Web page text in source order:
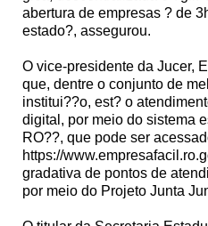
abertura de empresas ? de
estado?, assegurou.
O vice-presidente da Jucer,
que, dentre o conjunto de
institui??o, est? o
digital, por meio do sistema
RO??, que pode ser
https://
gradativa de pontos de
por meio do Projeto Junta